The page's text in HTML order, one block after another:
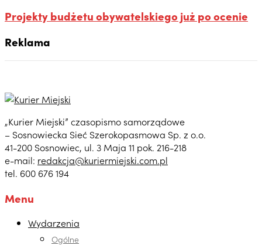
Projekty budżetu obywatelskiego już po ocenie
Reklama
„Kurier Miejski” czasopismo samorządowe
– Sosnowiecka Sieć Szerokopasmowa Sp. z o.o.
41-200 Sosnowiec, ul. 3 Maja 11 pok. 216-218
e-mail: redakcja@kuriermiejski.com.pl
tel. 600 676 194
Menu
Wydarzenia
Ogólne